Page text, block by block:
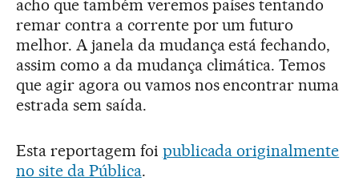
acho que também veremos países tentando
remar contra a corrente por um futuro
melhor. A janela da mudança está fechando,
assim como a da mudança climática. Temos
que agir agora ou vamos nos encontrar numa
estrada sem saída.
Esta reportagem foi publicada originalmente
no site da Pública.